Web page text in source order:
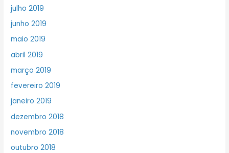
julho 2019
junho 2019
maio 2019
abril 2019
março 2019
fevereiro 2019
janeiro 2019
dezembro 2018
novembro 2018
outubro 2018